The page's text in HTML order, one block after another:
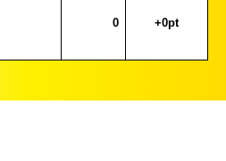
0 +0pt